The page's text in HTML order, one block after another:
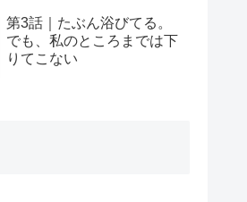
第3話｜たぶん浴びてる。
でも、私のところまでは下
りてこない